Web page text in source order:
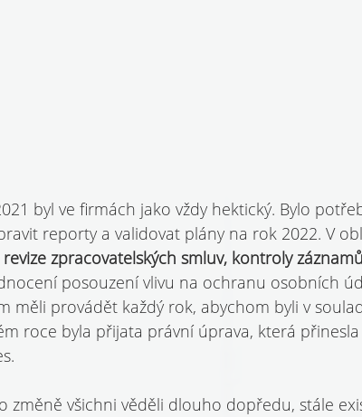
byl ve firmách jako vždy hektický. Bylo
reporty a validovat plány na rok 2022. V
revize zpracovatelských smluv, kontroly
posouzení vlivu na ochranu osobních
měli provádět každý rok, abychom byli v
roce byla přijata právní úprava, která
změně všichni věděli dlouho dopředu, stále